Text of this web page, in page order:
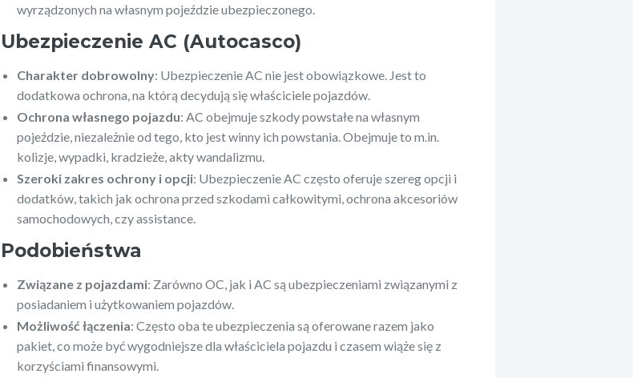
wyrządzonych na własnym pojeździe ubezpieczonego.
Ubezpieczenie AC (Autocasco)
Charakter dobrowolny: Ubezpieczenie AC nie jest obowiązkowe. Jest to
dodatkowa ochrona, na którą decydują się właściciele pojazdów.
Ochrona własnego pojazdu: AC obejmuje szkody powstałe na własnym
pojeździe, niezależnie od tego, kto jest winny ich powstania. Obejmuje to m.in.
kolizje, wypadki, kradzieże, akty wandalizmu.
Szeroki zakres ochrony i opcji: Ubezpieczenie AC często oferuje szereg opcji i
dodatków, takich jak ochrona przed szkodami całkowitymi, ochrona akcesoriów
samochodowych, czy assistance.
Podobieństwa
Związane z pojazdami: Zarówno OC, jak i AC są ubezpieczeniami związanymi z
posiadaniem i użytkowaniem pojazdów.
Możliwość łączenia: Często oba te ubezpieczenia są oferowane razem jako
pakiet, co może być wygodniejsze dla właściciela pojazdu i czasem wiąże się z
korzyściami finansowymi.